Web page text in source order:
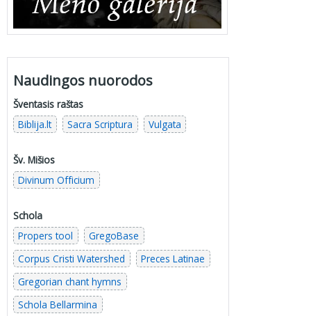
Naudingos nuorodos
Šventasis raštas
Biblija.lt
Sacra Scriptura Vulgata
Šv. Mišios
Divinum Officium
Schola
Propers tool
GregoBase
Corpus Cristi Watershed
Preces Latinae
Gregorian chant hymns
Schola Bellarmina